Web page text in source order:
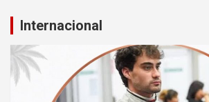
Internacional